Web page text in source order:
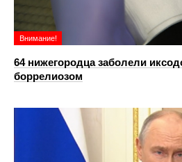
Внимание!
64 нижегородца заболели
боррелиозом